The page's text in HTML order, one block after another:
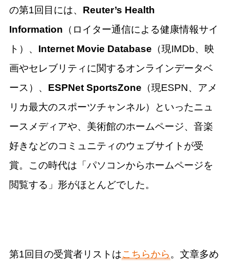
の第1回目には、 Reuter’s Health
Information （ロイター通信による健康情報サイ
ト）、 Internet Movie Database （現IMDb、映
画やセレブリティに関するオンラインデータベ
ース）、 ESPNet SportsZone （現ESPN、アメ
リカ最大のスポーツチャンネル）といったニュ
ースメディアや、美術館のホームページ、音楽
好きなどのコミュニティのウェブサイトが受
賞。この時代は「パソコンからホームページを
閲覧する」形がほとんどでした。
第1回目の受賞者リストはこちらから 。文章多め